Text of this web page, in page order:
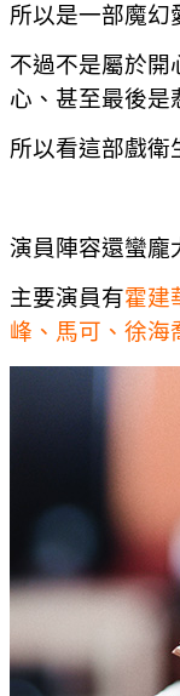
所以是一部魔幻
不過不是屬於開
心、甚至最後是
所以看這部戲衛
演員陣容還蠻龐
主要演員有霍建
峰、馬可、徐海